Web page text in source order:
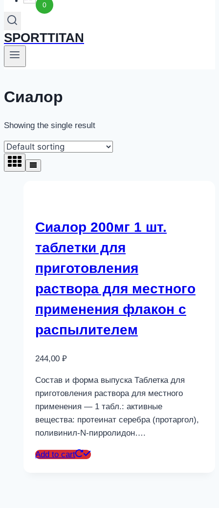
0
SPORTTITAN
Сиалор
Showing the single result
Сиалор 200мг 1 шт.
таблетки для
приготовления
раствора для местного
применения флакон с
распылителем
244,00 ₽
Состав и форма выпуска Таблетка для
приготовления раствора для местного
применения — 1 табл.: активные
вещества: протеинат серебра (протаргол),
поливинил-N-пирролидон….
Add to cart